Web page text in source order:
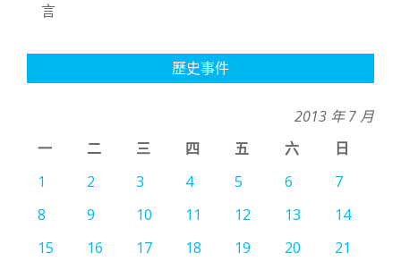
言
歷史事件
2013 年 7 月
一
二 三 四 五 六
日
1
2 3 4 5 6
7
8
9 10 11 12 13
14
15
16 17 18 19 20
21